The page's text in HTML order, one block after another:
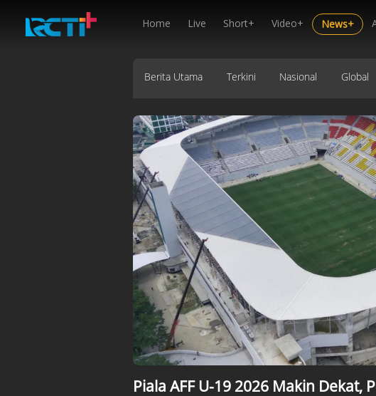
Home Live Short+ Video+ News+
Berita Utama Terkini Nasional Global
Piala AFF U-19 2026 Makin Dekat,